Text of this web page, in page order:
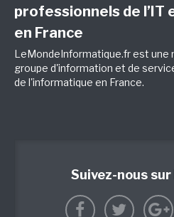
professionnels de l’IT
en France
LeMondeInformatique.fr est une
groupe d'information et de
de l'informatique en France.
Suivez-nous